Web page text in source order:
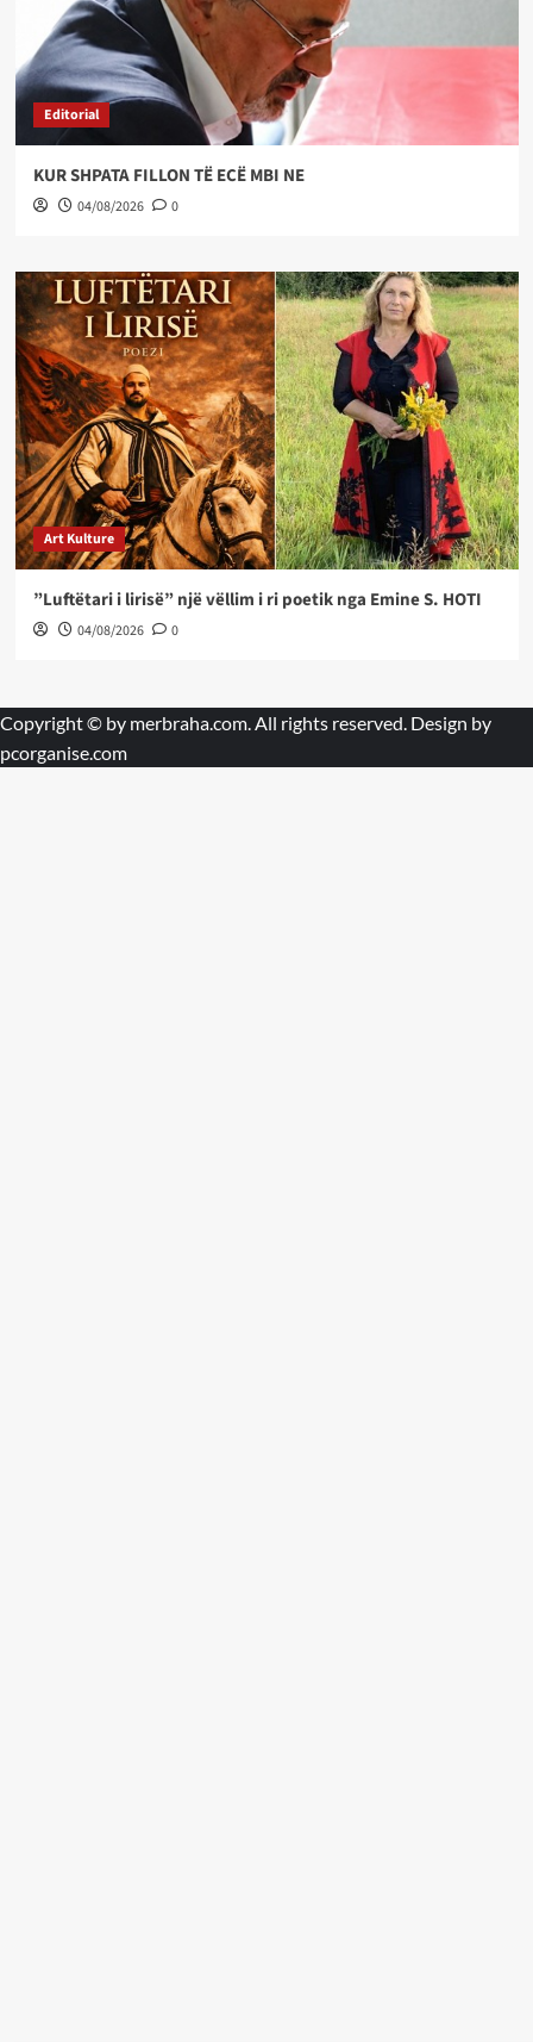
Editorial
KUR SHPATA FILLON TË ECË MBI NE
04/08/2026 0
Art Kulture
”Luftëtari i lirisë” një vëllim i ri poetik nga Emine S. HOTI
04/08/2026 0
Copyright © by merbraha.com . All rights reserved. Design by
pcorganise.com